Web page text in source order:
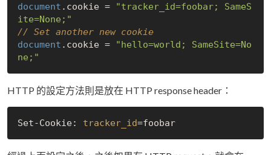
document .cookie =
"tracker_id=foobar; SameS
ite=None;"
// Set another new cookie
document .cookie =
"hello=world; SameSite=No
ne;"
HTTP 的設定方法則是放在 HTTP response header：
Set-Cookie: tracker_id =foobar